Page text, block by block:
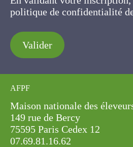
politique de confidentialité
Valider
AFPF
Maison nationale des
149 rue de Bercy
75595 Paris Cedex 12
07.69.81.16.62